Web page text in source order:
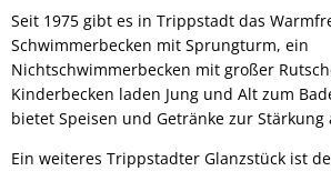
Seit 1975 gibt es in Trippstadt das
Schwimmerbecken mit Sprungturm, ein
Nichtschwimmerbecken mit großer
Kinderbecken laden Jung und Alt zum
bietet Speisen und Getränke zur Stärkung
Ein weiteres Trippstadter Glanzstück ist